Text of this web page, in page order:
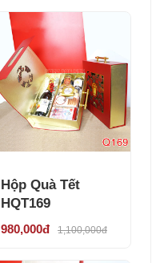
Hộp Quà Tết
HQT169
980,000đ 1,100,000đ